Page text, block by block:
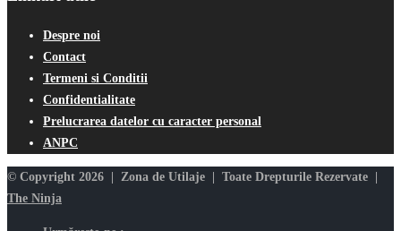
Despre noi
Contact
Termeni si Conditii
Confidentialitate
Prelucrarea datelor cu caracter personal
ANPC
© Copyright 2026 | Zona de Utilaje | Toate Drepturile Rezervate |
The Ninja